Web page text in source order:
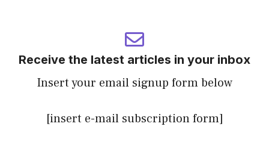
Receive the latest articles in your inbox
Insert your email signup form below
[insert e-mail subscription form]